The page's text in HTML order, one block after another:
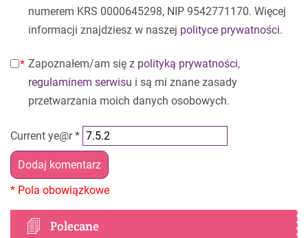
numerem KRS 0000645298, NIP 9542771170. Więcej
informacji znajdziesz w naszej polityce prywatności.
Zapoznałem/am się z polityką prywatności,
regulaminem serwisu i są mi znane zasady
przetwarzania moich danych osobowych.
Current ye@r*
Polecane